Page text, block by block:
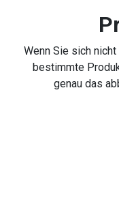
Wenn Sie sich
bestimmte
genau das